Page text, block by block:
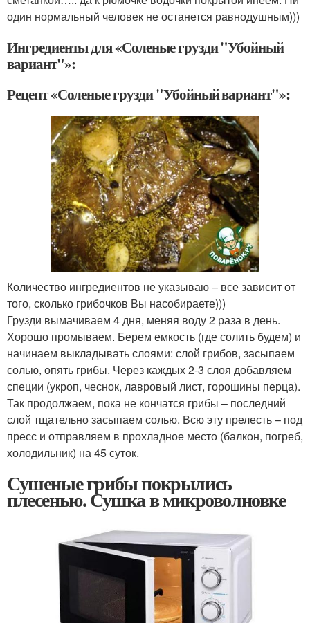
один нормальный человек не останется равнодушным)))
Ингредиенты для «Соленые грузди "Убойный
вариант"»:
Рецепт «Соленые грузди "Убойный вариант"»:
Количество ингредиентов не указываю – все зависит от
того, сколько грибочков Вы насобираете)))
Грузди вымачиваем 4 дня, меняя воду 2 раза в день.
Хорошо промываем. Берем емкость (где солить будем) и
начинаем выкладывать слоями: слой грибов, засыпаем
солью, опять грибы. Через каждых 2-3 слоя добавляем
специи (укроп, чеснок, лавровый лист, горошины перца).
Так продолжаем, пока не кончатся грибы – последний
слой тщательно засыпаем солью. Всю эту прелесть – под
пресс и отправляем в прохладное место (балкон, погреб,
холодильник) на 45 суток.
Сушеные грибы покрылись
плесенью. Сушка в микроволновке